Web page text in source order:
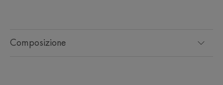
Un trattamento ristrutturante 2 in 1
Composizione